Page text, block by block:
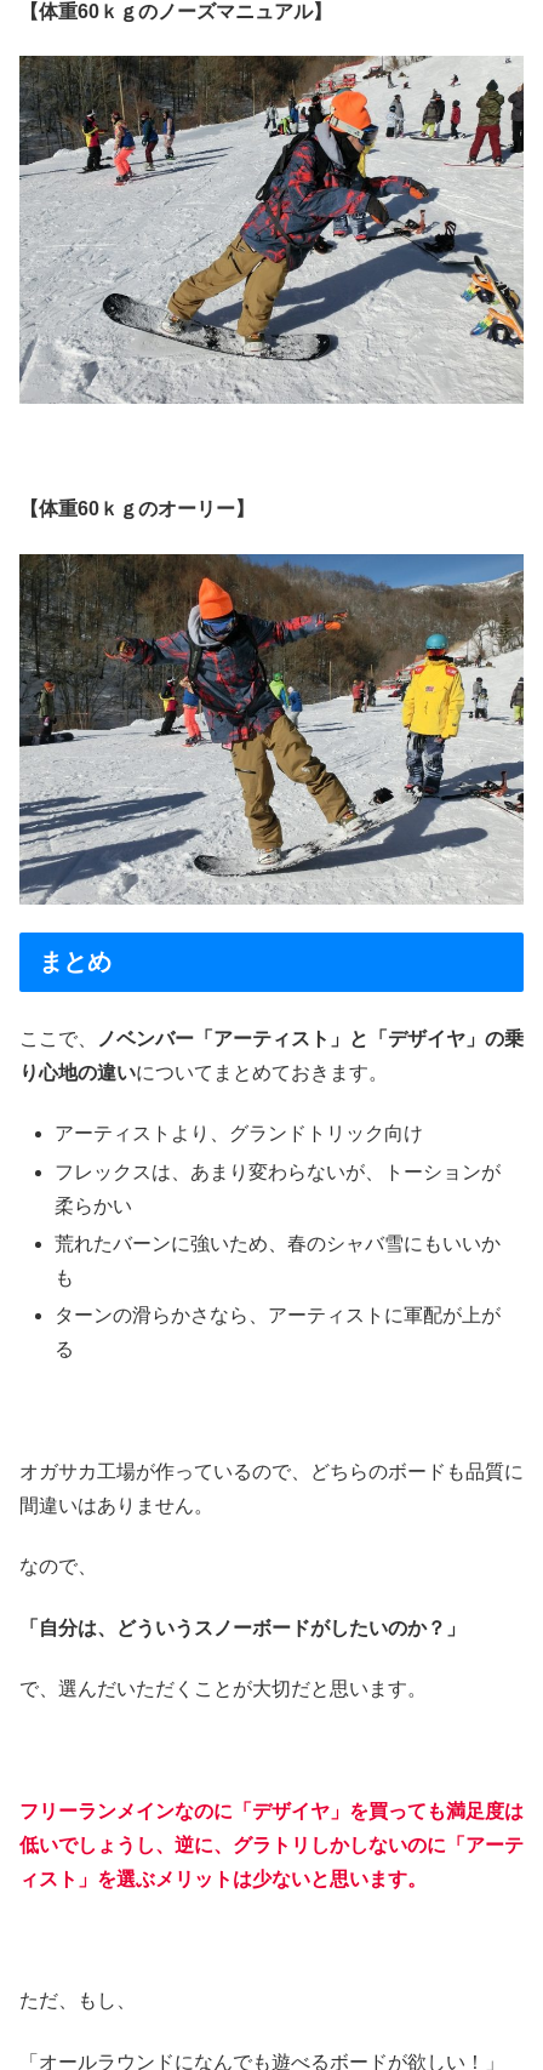
【体重60ｋｇのノーズマニュアル】
【体重60ｋｇのオーリー】
まとめ
ここで、
ノベンバー「アーティスト」と「デザイヤ」の乗
り心地の違いについてまとめておきます。
アーティストより、グランドトリック向け
フレックスは、あまり変わらないが、トーションが
柔らかい
荒れたバーンに強いため、春のシャバ雪にもいいか
も
ターンの滑らかさなら、アーティストに軍配が上が
る
オガサカ工場が作っているので、どちらのボードも品質に
間違いはありません。
なので、
「自分は、どういうスノーボードがしたいのか？」
で、選んだいただくことが大切だと思います。
フリーランメインなのに「デザイヤ」を買っても満足度は
低いでしょうし、逆に、グラトリしかしないのに「アーテ
ィスト」を選ぶメリットは少ないと思います。
ただ、もし、
「オールラウンドになんでも遊べるボードが欲しい！」